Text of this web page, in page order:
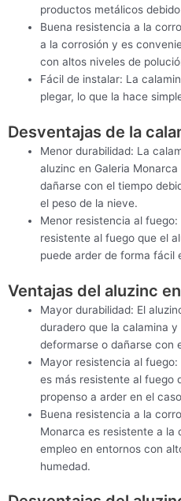
productos metálicos
Buena resistencia a la
a la corrosión y es
con altos niveles de
Fácil de instalar: La
plegar, lo que la hace
Desventajas de la
Menor durabilidad: La
aluzinc en Galeria
dañarse con el tiempo
el peso de la nieve.
Menor resistencia al
resistente al fuego que el
puede arder de forma fácil
Ventajas del aluzinc
Mayor durabilidad: El
duradero que la calamina
deformarse o dañarse con
Mayor resistencia al
es más resistente al fuego
propenso a arder en el
Buena resistencia a la
Monarca es resistente a la
empleo en entornos con
humedad.